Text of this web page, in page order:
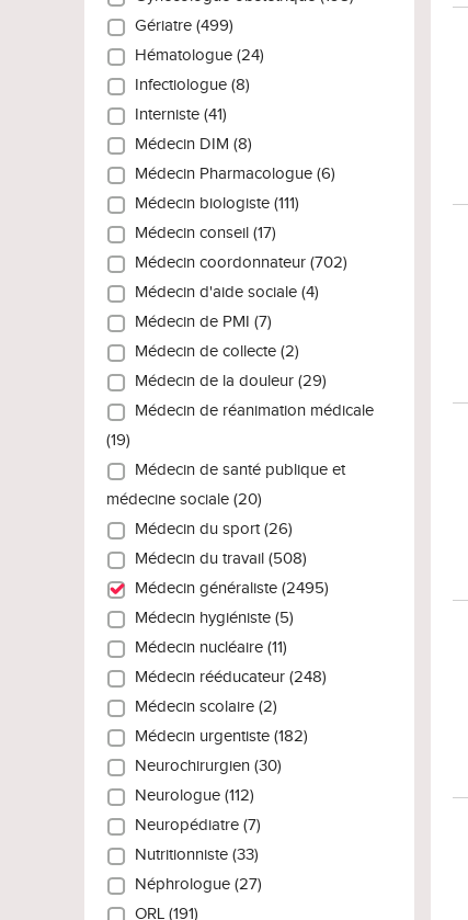
Gériatre (499)
Hématologue (24)
Infectiologue (8)
Interniste (41)
Médecin DIM (8)
Médecin Pharmacologue (6)
Médecin biologiste (111)
Médecin conseil (17)
Médecin coordonnateur (702)
Médecin d'aide sociale (4)
Médecin de PMI (7)
Médecin de collecte (2)
Médecin de la douleur (29)
Médecin de réanimation médicale
(19)
Médecin de santé publique et
médecine sociale (20)
Médecin du sport (26)
Médecin du travail (508)
Médecin généraliste (2495)
Médecin hygiéniste (5)
Médecin nucléaire (11)
Médecin rééducateur (248)
Médecin scolaire (2)
Médecin urgentiste (182)
Neurochirurgien (30)
Neurologue (112)
Neuropédiatre (7)
Nutritionniste (33)
Néphrologue (27)
ORL (191)